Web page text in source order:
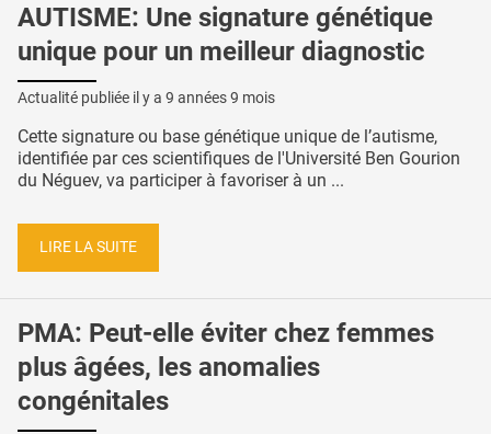
AUTISME: Une signature génétique
unique pour un meilleur diagnostic
Actualité publiée il y a 9 années 9 mois
Cette signature ou base génétique unique de l’autisme,
identifiée par ces scientifiques de l'Université Ben Gourion
du Néguev, va participer à favoriser à un ...
LIRE LA SUITE
PMA: Peut-elle éviter chez femmes
plus âgées, les anomalies
congénitales